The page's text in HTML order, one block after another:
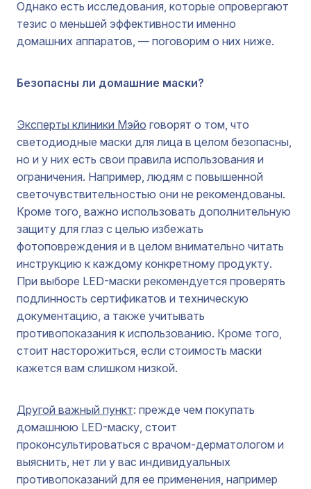
Однако есть исследования, которые опровергают
тезис о меньшей эффективности именно
домашних аппаратов, — поговорим о них ниже.
Безопасны ли домашние маски?
Эксперты клиники Мэйо говорят о том, что
светодиодные маски для лица в целом безопасны,
но и у них есть свои правила использования и
ограничения. Например, людям с повышенной
светочувствительностью они не рекомендованы.
Кроме того, важно использовать дополнительную
защиту для глаз с целью избежать
фотоповреждения и в целом внимательно читать
инструкцию к каждому конкретному продукту.
При выборе LED-маски рекомендуется проверять
подлинность сертификатов и техническую
документацию, а также учитывать
противопоказания к использованию. Кроме того,
стоит насторожиться, если стоимость маски
кажется вам слишком низкой.
Другой важный пункт: прежде чем покупать
домашнюю LED-маску, стоит
проконсультироваться с врачом-дерматологом и
выяснить, нет ли у вас индивидуальных
противопоказаний для ее применения, например